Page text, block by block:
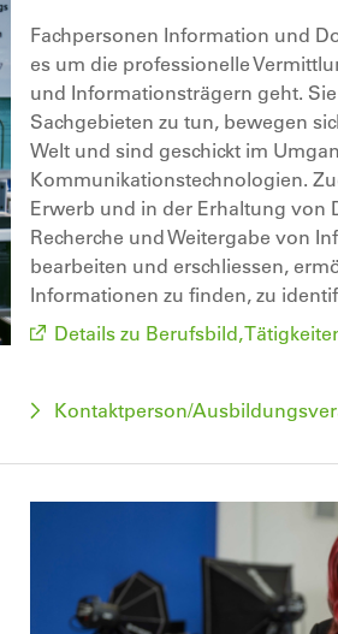
Fachpersonen Information und
es um die professionelle
und Informationsträgern geht.
Sachgebieten zu tun, bewegen
Welt und sind geschickt im
Kommunikationstechnologien.
Erwerb und in der Erhaltung von
Recherche und Weitergabe von
bearbeiten und erschliessen,
Informationen zu finden, zu
Details zu Berufsbild,
Kontaktperson/